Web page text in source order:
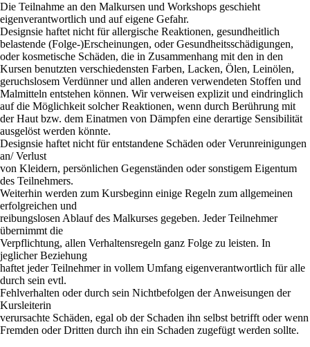
Die Teilnahme an den Malkursen und Workshops geschieht
eigenverantwortlich und auf eigene Gefahr.
Designsie haftet nicht für allergische Reaktionen, gesundheitlich
belastende (Folge-)Erscheinungen, oder Gesundheitsschädigungen,
oder kosmetische Schäden, die in Zusammenhang mit den in den
Kursen benutzten verschiedensten Farben, Lacken, Ölen, Leinölen,
geruchslosem Verdünner und allen anderen verwendeten Stoffen und
Malmitteln entstehen können. Wir verweisen explizit und eindringlich
auf die Möglichkeit solcher Reaktionen, wenn durch Berührung mit
der Haut bzw. dem Einatmen von Dämpfen eine derartige Sensibilität
ausgelöst werden könnte.
Designsie haftet nicht für entstandene Schäden oder Verunreinigungen
an/ Verlust
von Kleidern, persönlichen Gegenständen oder sonstigem Eigentum
des Teilnehmers.
Weiterhin werden zum Kursbeginn einige Regeln zum allgemeinen
erfolgreichen und
reibungslosen Ablauf des Malkurses gegeben. Jeder Teilnehmer
übernimmt die
Verpflichtung, allen Verhaltensregeln ganz Folge zu leisten. In
jeglicher Beziehung
haftet jeder Teilnehmer in vollem Umfang eigenverantwortlich für alle
durch sein evtl.
Fehlverhalten oder durch sein Nichtbefolgen der Anweisungen der
Kursleiterin
verursachte Schäden, egal ob der Schaden ihn selbst betrifft oder wenn
Fremden oder Dritten durch ihn ein Schaden zugefügt werden sollte.